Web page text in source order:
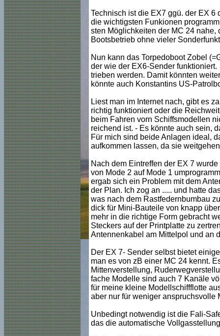
Technisch ist die EX7 ggü. der EX 6
die wichtigsten Funkionen
sten Möglichkeiten der MC 24
Bootsbetrieb ohne vieler
Nun kann das Torpedoboot Zobel
der wie der EX6-Sender
trieben werden. Damit könnten
könnte auch Konstantins US-
Liest man im Internet nach, gibt es
richtig funktioniert oder die
beim Fahren vorn Schiffsmodellen
reichend ist. - Es könnte auch sein,
Für mich sind beide Anlagen ideal,
aufkommen lassen, da sie
Nach dem Eintreffen der EX 7
von Mode 2 auf Mode 1
ergab sich ein Problem mit dem
der Plan. Ich zog an ..... und hatte
was nach dem Rastfedernbumbau
dick für Mini-Bauteile von knapp
mehr in die richtige Form gebracht
Steckers auf der Printplatte zu
Antennenkabel am Mittelpol und an
Der EX 7- Sender selbst bietet
man es von zB einer MC 24 kennt.
Mittenverstellung,
fache Modelle sind auch 7 Kanäle
für meine kleine Modellschiffflotte
aber nur für weniger
Unbedingt notwendig ist die Fali-
das die automatische